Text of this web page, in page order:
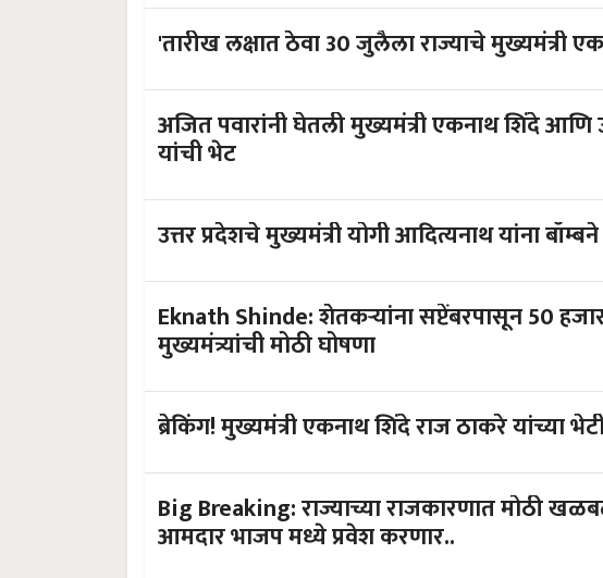
'तारीख लक्षात ठेवा 30 जुलैला राज्याचे मुख्यमंत्री
अजित पवारांनी घेतली मुख्यमंत्री एकनाथ शिंदे
यांची भेट
उत्तर प्रदेशचे मुख्यमंत्री योगी आदित्यनाथ यांना
Eknath Shinde: शेतकऱ्यांना सप्टेंबरपासून 50
मुख्यमंत्र्यांची मोठी घोषणा
ब्रेकिंग! मुख्यमंत्री एकनाथ शिंदे राज ठाकरे यांच्या
Big Breaking: राज्याच्या राजकारणात मोठी
आमदार भाजप मध्ये प्रवेश करणार..